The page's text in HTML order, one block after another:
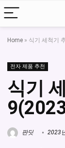
Home » 식기 세척기
전자 제품 추천
식기
판딧 2023